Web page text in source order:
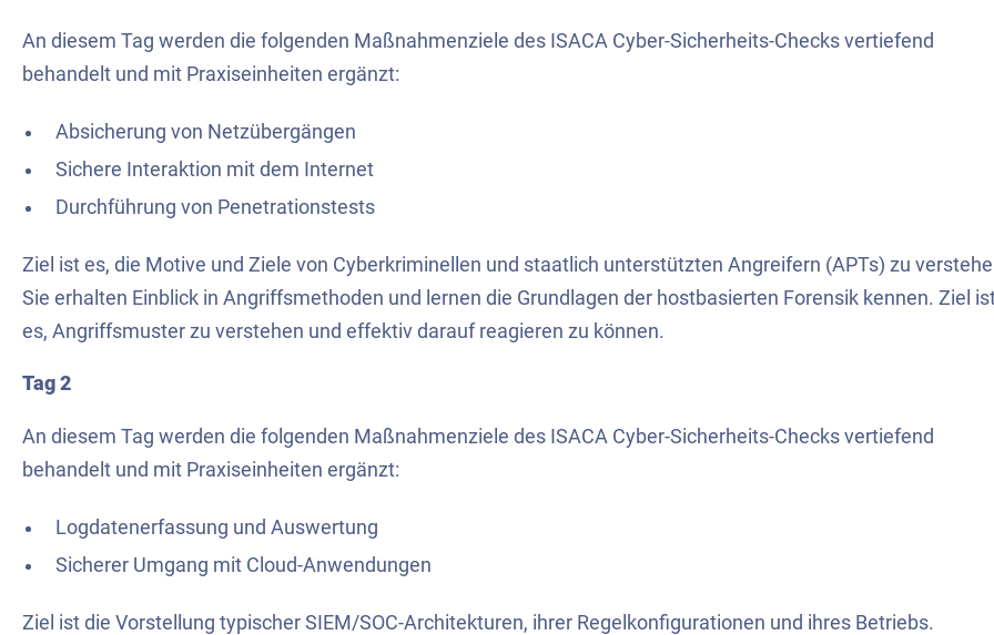
An diesem Tag werden die folgenden Maßnahmenziele des ISACA Cyber-Sicherheits-Checks vertiefend
behandelt und mit Praxiseinheiten ergänzt:
Absicherung von Netzübergängen
Sichere Interaktion mit dem Internet
Durchführung von Penetrationstests
Ziel ist es, die Motive und Ziele von Cyberkriminellen und staatlich unterstützten Angreifern (APTs) zu
Sie erhalten Einblick in Angriffsmethoden und lernen die Grundlagen der hostbasierten Forensik kennen. Ziel
es, Angriffsmuster zu verstehen und effektiv darauf reagieren zu können.
Tag 2
An diesem Tag werden die folgenden Maßnahmenziele des ISACA Cyber-Sicherheits-Checks vertiefend
behandelt und mit Praxiseinheiten ergänzt:
Logdatenerfassung und Auswertung
Sicherer Umgang mit Cloud-Anwendungen
Ziel ist die Vorstellung typischer SIEM/SOC-Architekturen, ihrer Regelkonfigurationen und ihres Betriebs.